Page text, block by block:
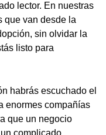
lector. En nuestras
que van desde la
sin olvidar la
listo para
habrás escuchado el
enormes compañías
que un negocio